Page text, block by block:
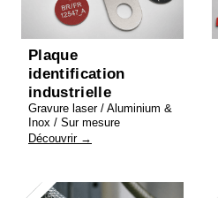
Plaque
identification
industrielle
Gravure laser / Aluminium &
Inox / Sur mesure
Découvrir →